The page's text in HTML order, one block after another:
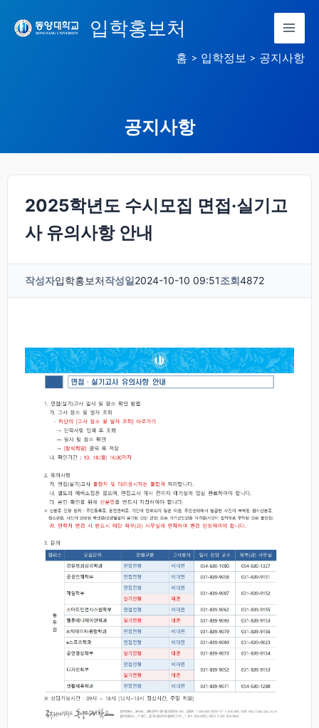
입학홍보처
홈 입학정보 공지사항
공지사항
2025학년도 수시모집 면접·실기고
사 유의사항 안내
작성자입학홍보처작성일2024-10-10 09:51조회4872